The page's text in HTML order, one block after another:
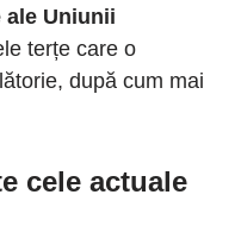
ale Uniunii
terțe care o
după cum mai
cele actuale